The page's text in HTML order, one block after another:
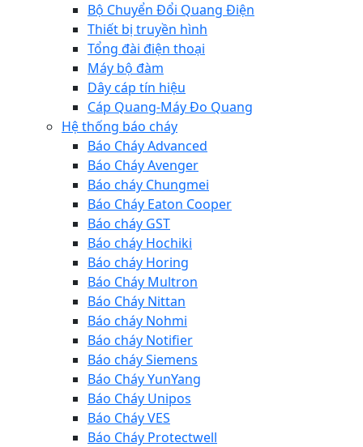
Bộ Chuyển Đổi Quang Điện
Thiết bị truyền hình
Tổng đài điện thoại
Máy bộ đàm
Dây cáp tín hiệu
Cáp Quang-Máy Đo Quang
Hệ thống báo cháy
Báo Cháy Advanced
Báo Cháy Avenger
Báo cháy Chungmei
Báo Cháy Eaton Cooper
Báo cháy GST
Báo cháy Hochiki
Báo cháy Horing
Báo Cháy Multron
Báo Cháy Nittan
Báo cháy Nohmi
Báo cháy Notifier
Báo cháy Siemens
Báo Cháy YunYang
Báo Cháy Unipos
Báo Cháy VES
Báo Cháy Protectwell